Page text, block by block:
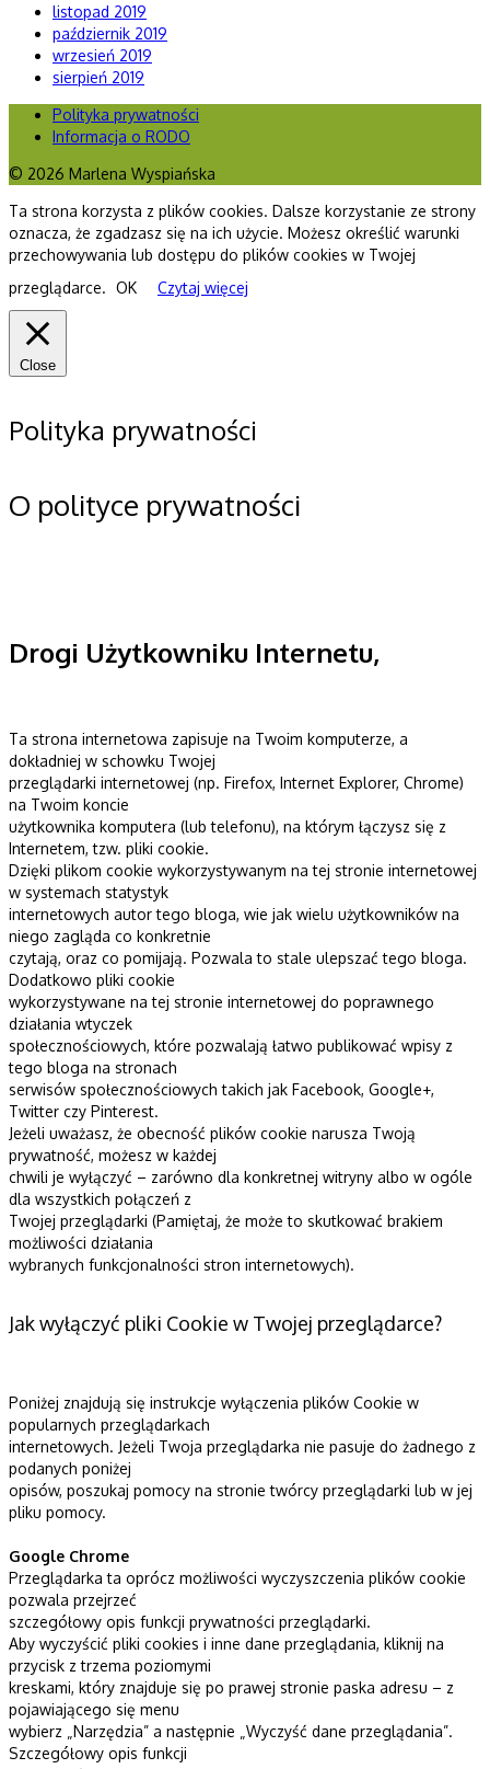
listopad 2019
październik 2019
wrzesień 2019
sierpień 2019
Polityka prywatności
Informacja o RODO
© 2026 Marlena Wyspiańska
Ta strona korzysta z plików cookies. Dalsze korzystanie ze strony
oznacza, że zgadzasz się na ich użycie. Możesz określić warunki
przechowywania lub dostępu do plików cookies w Twojej
przeglądarce. OK Czytaj więcej
Close
Polityka prywatności
O polityce prywatności
Drogi Użytkowniku Internetu,
Ta strona internetowa zapisuje na Twoim komputerze, a
dokładniej w schowku Twojej
przeglądarki internetowej (np. Firefox, Internet Explorer, Chrome)
na Twoim koncie
użytkownika komputera (lub telefonu), na którym łączysz się z
Internetem, tzw. pliki cookie.
Dzięki plikom cookie wykorzystywanym na tej stronie internetowej
w systemach statystyk
internetowych autor tego bloga, wie jak wielu użytkowników na
niego zagląda co konkretnie
czytają, oraz co pomijają. Pozwala to stale ulepszać tego bloga.
Dodatkowo pliki cookie
wykorzystywane na tej stronie internetowej do poprawnego
działania wtyczek
społecznościowych, które pozwalają łatwo publikować wpisy z
tego bloga na stronach
serwisów społecznościowych takich jak Facebook, Google+,
Twitter czy Pinterest.
Jeżeli uważasz, że obecność plików cookie narusza Twoją
prywatność, możesz w każdej
chwili je wyłączyć – zarówno dla konkretnej witryny albo w ogóle
dla wszystkich połączeń z
Twojej przeglądarki (Pamiętaj, że może to skutkować brakiem
możliwości działania
wybranych funkcjonalności stron internetowych).
Jak wyłączyć pliki Cookie w Twojej przeglądarce?
Poniżej znajdują się instrukcje wyłączenia plików Cookie w
popularnych przeglądarkach
internetowych. Jeżeli Twoja przeglądarka nie pasuje do żadnego z
podanych poniżej
opisów, poszukaj pomocy na stronie twórcy przeglądarki lub w jej
pliku pomocy.
Google Chrome
Przeglądarka ta oprócz możliwości wyczyszczenia plików cookie
pozwala przejrzeć
szczegółowy opis funkcji prywatności przeglądarki.
Aby wyczyścić pliki cookies i inne dane przeglądania, kliknij na
przycisk z trzema poziomymi
kreskami, który znajduje się po prawej stronie paska adresu – z
pojawiającego się menu
wybierz „Narzędzia” a następnie „Wyczyść dane przeglądania”.
Szczegółowy opis funkcji